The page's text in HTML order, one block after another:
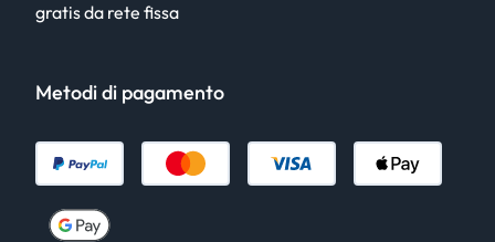
gratis da rete fissa
Metodi di pagamento